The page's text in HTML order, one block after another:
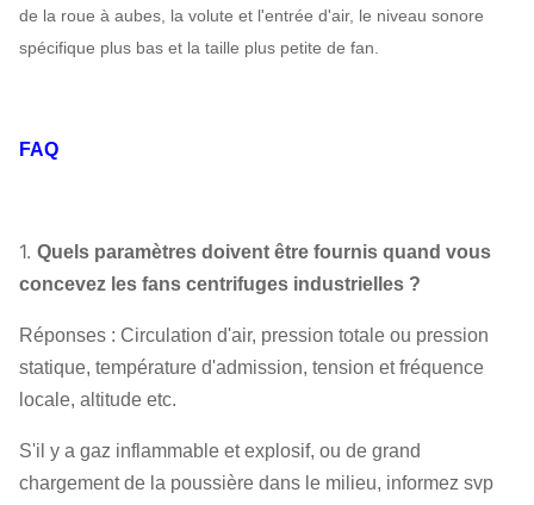
ventilateur de
configuration
Enveloppe,
cône d'entrée
Q235, Q345,
Axe principal
(acier de
construction de
résistance de
carbone),
Rapport
de la roue à aubes, la volute et l'entrée d'air, le niveau sonore
spécifique plus bas et la taille plus petite de fan.
FAQ
1. Quels paramètres doivent être fournis quand vous
concevez les fans centrifuges industrielles ?
Réponses : Circulation d'air, pression totale ou pression
statique, température d'admission, tension et fréquence
locale, altitude etc.
S'il y a gaz inflammable et explosif, ou de grand
chargement de la poussière dans le milieu, informez svp